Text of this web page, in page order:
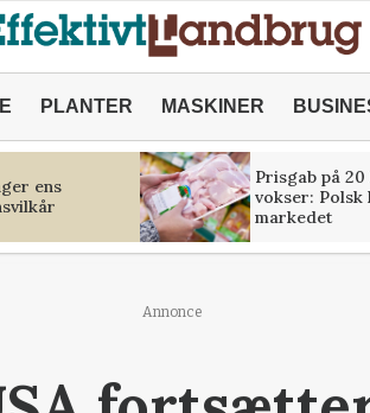
PLANTER MASKINER
ens
Prisgab på
vokser: Polsk
markedet
Annonce